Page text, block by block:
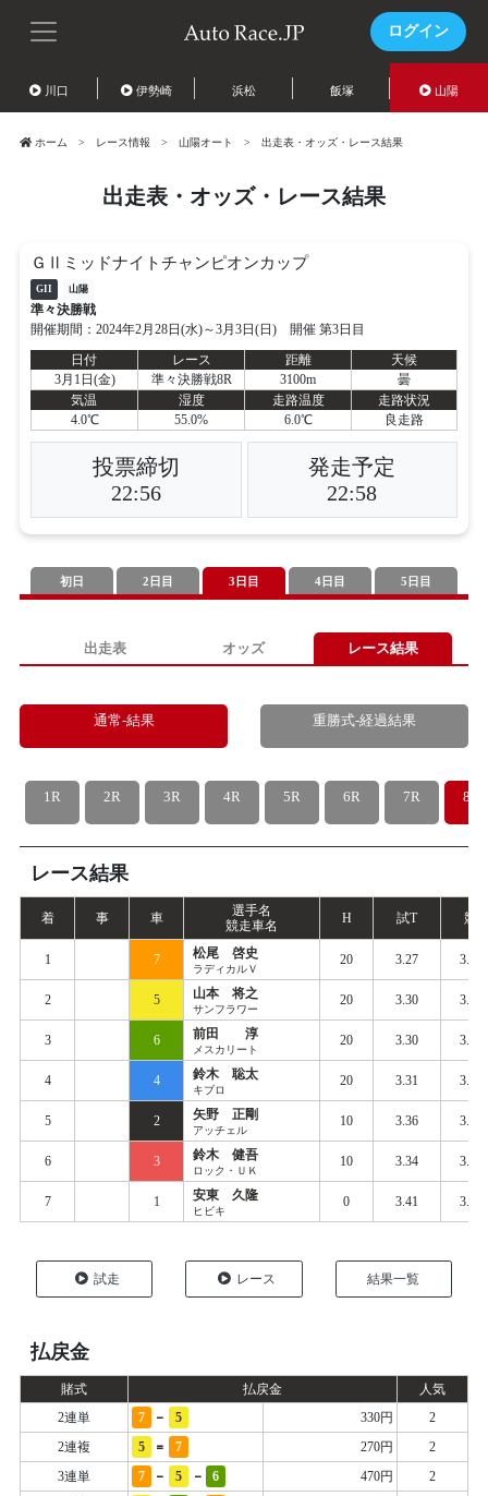
ログイン
川口 伊勢崎 浜松 飯塚 山陽
ホーム レース情報 山陽オート 出走表・オッズ・レース結果
出走表・オッズ・レース結果
ＧⅡミッドナイトチャンピオンカップ
GII 山陽
準々決勝戦
開催期間：2024年2月28日(水)～3月3日(日) 開催 第3日目
日付
レース 距離
天候
3月1日(金)
準々決勝戦8R 3100m
曇
気温
湿度 走路温度
走路状況
4.0℃
55.0% 6.0℃ 良走路
投票締切
22:56
発走予定
22:58
初日 2日目 3日目 4日目 5日目
出走表 オッズ レース結果
通常-結果 重勝式-経過結果
1R 2R 3R 4R 5R 6R 7R 8R
レース結果
着 事 車
選手名
競走車名
H 試T 競
1 7 松尾 啓史
ラディカルＶ
20 3.27 3.353
2 5 山本 将之
サンフラワー
20 3.30 3.365
3 6 前田 淳
メスカリート
20 3.30 3.381
4 4 鈴木 聡太
キブロ
20 3.31 3.401
5 2 矢野 正剛
アッチェル
10 3.36 3.415
6 3 鈴木 健吾
ロック・ＵＫ
10 3.34 3.437
7 1 安東 久隆
ヒビキ
0 3.41 3.519
試走 レース 結果一覧
払戻金
賭式 払戻金
人気
2連単
7 - 5 330円
2
2連複
5 = 7 270円
2
3連単
7 - 5 - 6 470円
2